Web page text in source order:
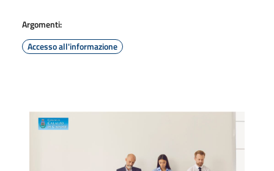
Argomenti:
Accesso all'informazione